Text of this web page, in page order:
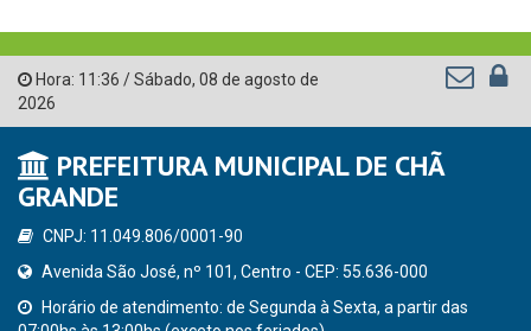
Hora: 11:36 /Sábado, 08 de agosto de
2026
PREFEITURA MUNICIPAL DE CHÃ
GRANDE
CNPJ: 11.049.806/0001-90
Avenida São José, nº 101, Centro - CEP: 55.636-000
Horário de atendimento: de Segunda à Sexta, a partir das